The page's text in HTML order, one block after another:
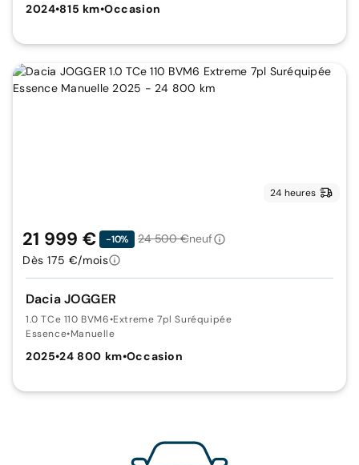
2024•815 km•Occasion
24 heures
Dacia JOGGER
1.0 TCe 110 BVM6•Extreme 7pl Suréquipée
Essence•Manuelle
2025•24 800 km•Occasion
21 999 € -10% 24 500 €neuf
Dès 175 €/mois